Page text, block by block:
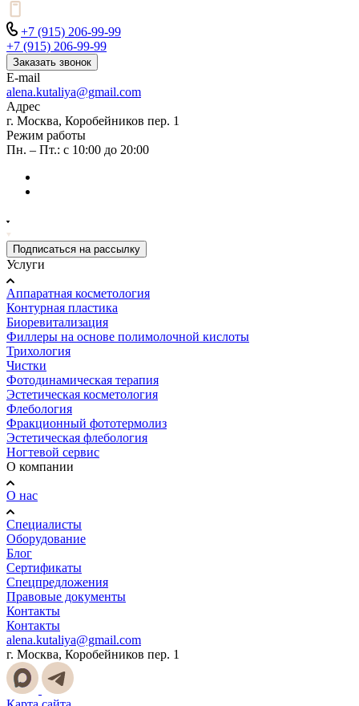
+7 (915) 206-99-99
+7 (915) 206-99-99
Заказать звонок
E-mail
alena.kutaliya@gmail.com
Адрес
г. Москва, Коробейников пер. 1
Режим работы
Пн. – Пт.: с 10:00 до 20:00
Подписаться на рассылку
Услуги
Аппаратная косметология
Контурная пластика
Биоревитализация
Филлеры на основе полимолочной кислоты
Трихология
Чистки
Фотодинамическая терапия
Эстетическая косметология
Флебология
Фракционный фототермолиз
Эстетическая флебология
Ногтевой сервис
О компании
О нас
Специалисты
Оборудование
Блог
Сертификаты
Спецпредложения
Правовые документы
Контакты
Контакты
alena.kutaliya@gmail.com
г. Москва, Коробейников пер. 1